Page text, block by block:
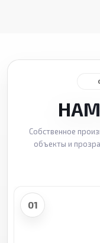
НАМ
Собственное
объекты и
01